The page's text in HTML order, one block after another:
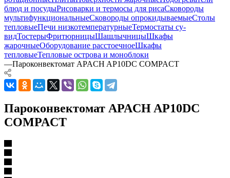
блюд и посудыРисоварки и термосы для рисаСковороды
мультифункциональныеСковороды опрокидываемыеСтолы
тепловыеПечи низкотемпературныеТермостаты су-
видТостерыФритюрницыШашлычницыШкафы
жарочныеОборудование расстоечноеШкафы
тепловыеТепловые острова и моноблоки
—Пароконвектомат APACH AP10DC COMPACT
Пароконвектомат APACH AP10DC
COMPACT